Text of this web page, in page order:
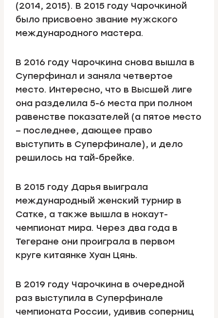
(2014, 2015). В 2015 году Чарочкиной
было присвоено звание мужского
международного мастера.
В 2016 году Чарочкина снова вышла в
Суперфинал и заняла четвертое
место. Интересно, что в Высшей лиге
она разделила 5-6 места при полном
равенстве показателей (а пятое место
– последнее, дающее право
выступить в Суперфинале), и дело
решилось на тай-брейке.
В 2015 году Дарья выиграла
международный женский турнир в
Сатке, а также вышла в нокаут-
чемпионат мира. Через два года в
Тегеране они проиграла в первом
круге китаянке Хуан Цянь.
В 2019 году Чарочкина в очередной
раз выступила в Суперфинале
чемпионата России, удивив соперниц